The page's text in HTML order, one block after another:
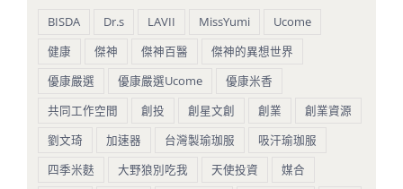
BISDA Dr.s LAVII MissYumi
Ucome
健康
傑神 傑神百醫
傑神的異想世界
優康嚴選
優康嚴選Ucome
優康米香
共同工作空間
創投 創星文創 創業
創業資源
劉文琦
加速器 台灣製瑜珈服
吸汗瑜珈服
四季米麩
大野狼別吃我 天使投資
媒合